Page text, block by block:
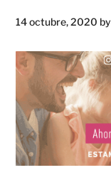
14 octubre, 2020 by